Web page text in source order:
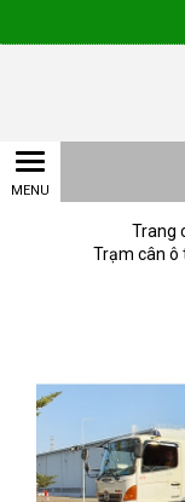
Trang
Trạm cân ô